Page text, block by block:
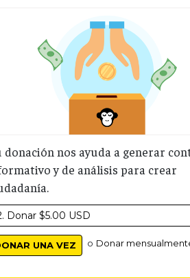
donación nos ayuda a generar
y de análisis para crear
o Donar